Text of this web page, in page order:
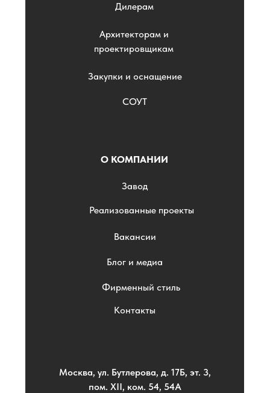
Архитекторам и
проектировщикам
Дилерам
Закупки и оснащение
СОУТ
О КОМПАНИИ
Завод
Реализованные проекты
Вакансии
Блог и медиа
Фирменный стиль
Контакты
Москва, ул. Бутлерова, д. 17Б, эт. 3,
пом. XII, ком. 54, 54А